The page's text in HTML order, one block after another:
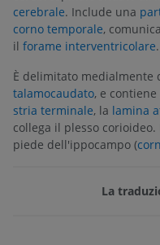
cerebrale. Include una
corno temporale,
il forame interventricolare.
È delimitato medialmente
talamocaudato, e
stria terminale, la lamina
collega il plesso
piede dell'ippocampo (
La